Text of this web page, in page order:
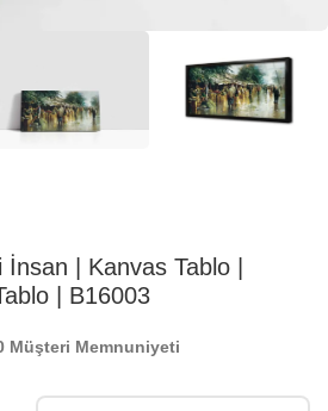
| Kanvas Tablo |
| B16003
Müşteri Memnuniyeti